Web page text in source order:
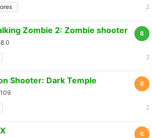
2
8
Zombie 2: Zombie shooter
2
6
Shooter: Dark Temple
2
6